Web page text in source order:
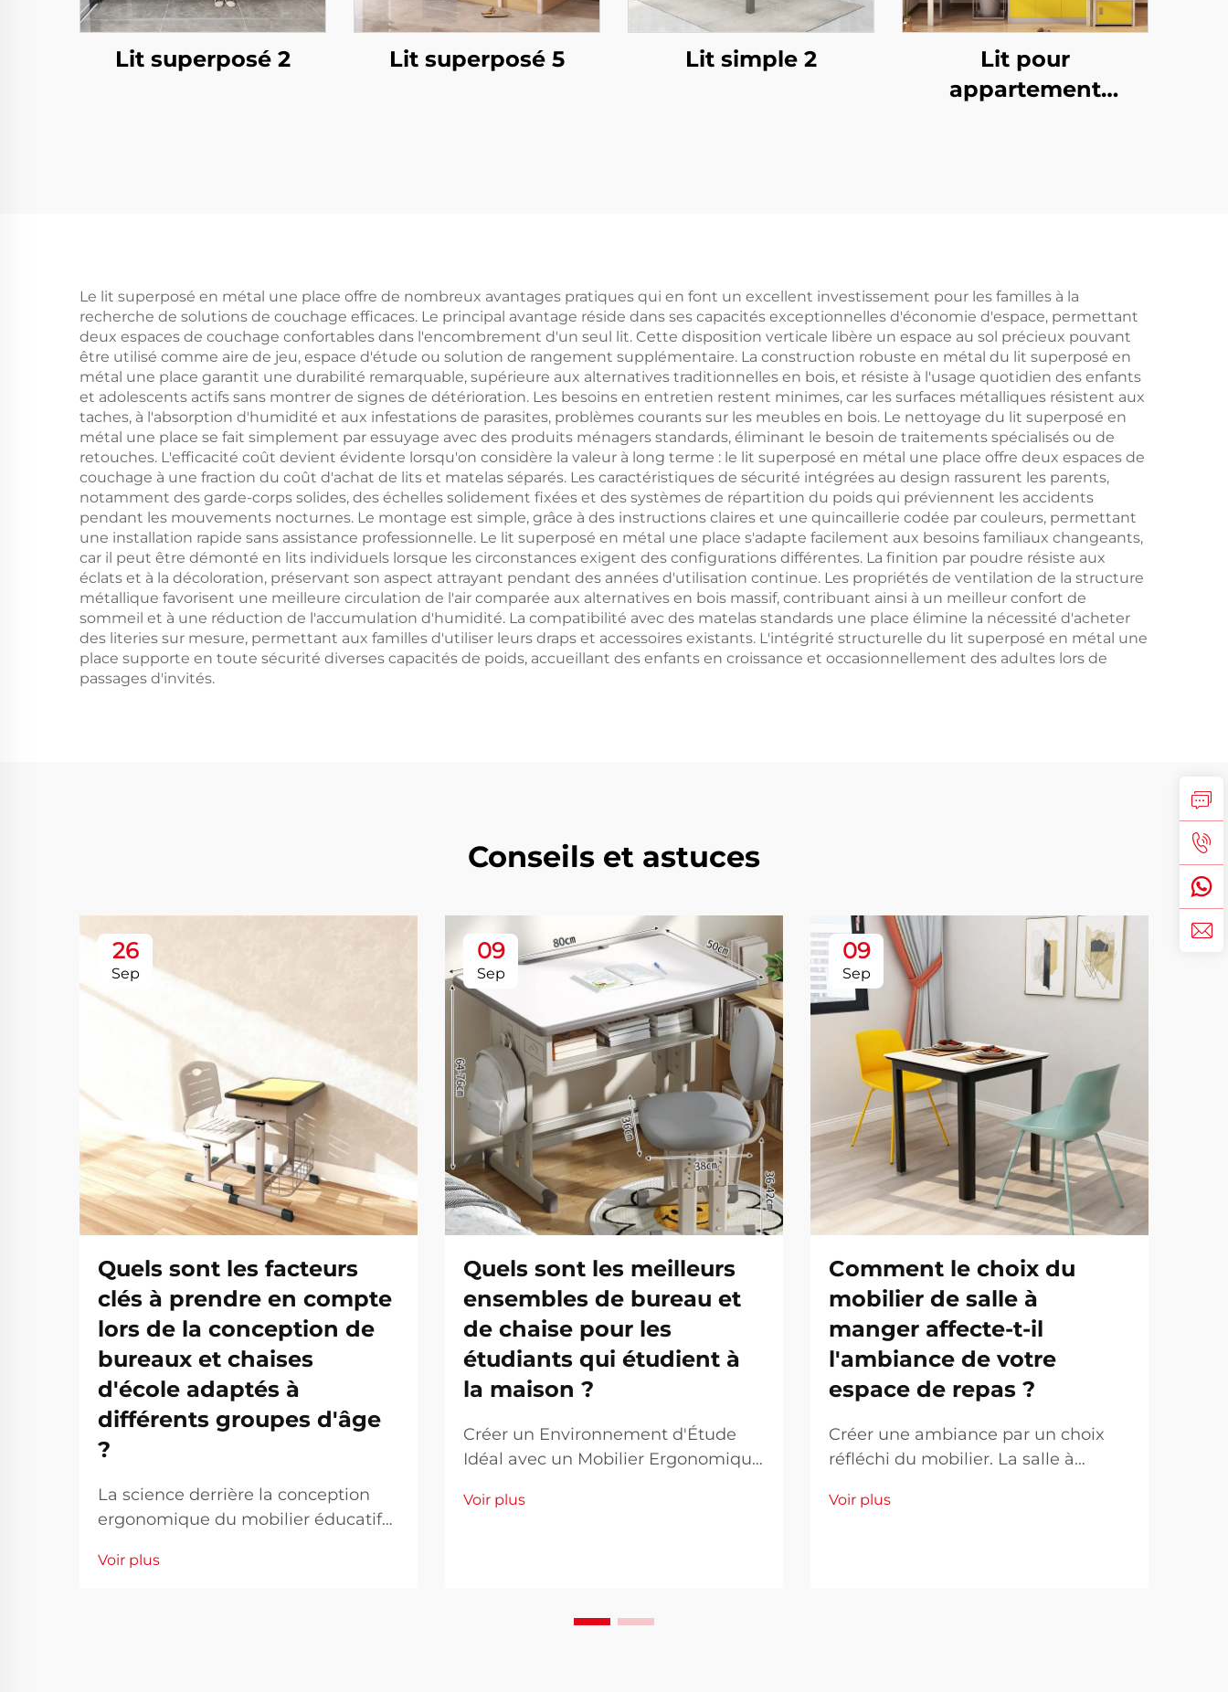
Lit superposé 2 Lit superposé 5 Lit simple 2
Lit pour
appartement
Le lit superposé en métal une place offre de nombreux avantages pratiques qui en font un excellent investissement pour les familles à la
recherche de solutions de couchage efficaces. Le principal avantage réside dans ses capacités exceptionnelles d'économie d'espace, permettant
deux espaces de couchage confortables dans l'encombrement d'un seul lit. Cette disposition verticale libère un espace au sol précieux pouvant
être utilisé comme aire de jeu, espace d'étude ou solution de rangement supplémentaire. La construction robuste en métal du lit superposé en
métal une place garantit une durabilité remarquable, supérieure aux alternatives traditionnelles en bois, et résiste à l'usage quotidien des enfants
et adolescents actifs sans montrer de signes de détérioration. Les besoins en entretien restent minimes, car les surfaces métalliques résistent aux
taches, à l'absorption d'humidité et aux infestations de parasites, problèmes courants sur les meubles en bois. Le nettoyage du lit superposé en
métal une place se fait simplement par essuyage avec des produits ménagers standards, éliminant le besoin de traitements spécialisés ou de
retouches. L'efficacité coût devient évidente lorsqu'on considère la valeur à long terme : le lit superposé en métal une place offre deux espaces de
couchage à une fraction du coût d'achat de lits et matelas séparés. Les caractéristiques de sécurité intégrées au design rassurent les parents,
notamment des garde-corps solides, des échelles solidement fixées et des systèmes de répartition du poids qui préviennent les accidents
pendant les mouvements nocturnes. Le montage est simple, grâce à des instructions claires et une quincaillerie codée par couleurs, permettant
une installation rapide sans assistance professionnelle. Le lit superposé en métal une place s'adapte facilement aux besoins familiaux changeants,
car il peut être démonté en lits individuels lorsque les circonstances exigent des configurations différentes. La finition par poudre résiste aux
éclats et à la décoloration, préservant son aspect attrayant pendant des années d'utilisation continue. Les propriétés de ventilation de la structure
métallique favorisent une meilleure circulation de l'air comparée aux alternatives en bois massif, contribuant ainsi à un meilleur confort de
sommeil et à une réduction de l'accumulation d'humidité. La compatibilité avec des matelas standards une place élimine la nécessité d'acheter
des literies sur mesure, permettant aux familles d'utiliser leurs draps et accessoires existants. L'intégrité structurelle du lit superposé en métal une
place supporte en toute sécurité diverses capacités de poids, accueillant des enfants en croissance et occasionnellement des adultes lors de
passages d'invités.
Conseils et astuces
26
Sep
Quels sont les facteurs
clés à prendre en compte
lors de la conception de
bureaux et chaises
d'école adaptés à
différents groupes d'âge
?
La science derrière la conception
ergonomique du mobilier éducatif
d'apprentissage optimal commence
Voir plus
09
Sep
Quels sont les meilleurs
ensembles de bureau et
de chaise pour les
étudiants qui étudient à
la maison ?
Créer un Environnement d'Étude
Idéal avec un Mobilier Ergonomique
chaise scolaires constitue la base
courants, la création d'un espace de
Voir plus
09
Sep
Comment le choix du
mobilier de salle à
manger affecte-t-il
l'ambiance de votre
espace de repas ?
Créer une ambiance par un choix
réfléchi du mobilier. La salle à
lieu de partage des repas : c'est là
Voir plus